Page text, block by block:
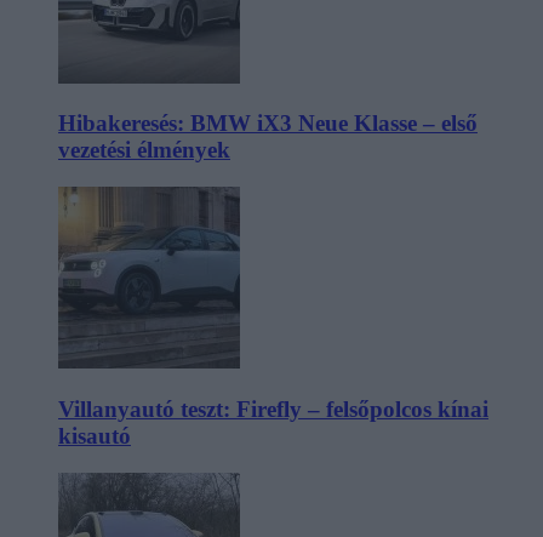
Hibakeresés: BMW iX3 Neue Klasse – első
vezetési élmények
Villanyautó teszt: Firefly – felsőpolcos kínai
kisautó